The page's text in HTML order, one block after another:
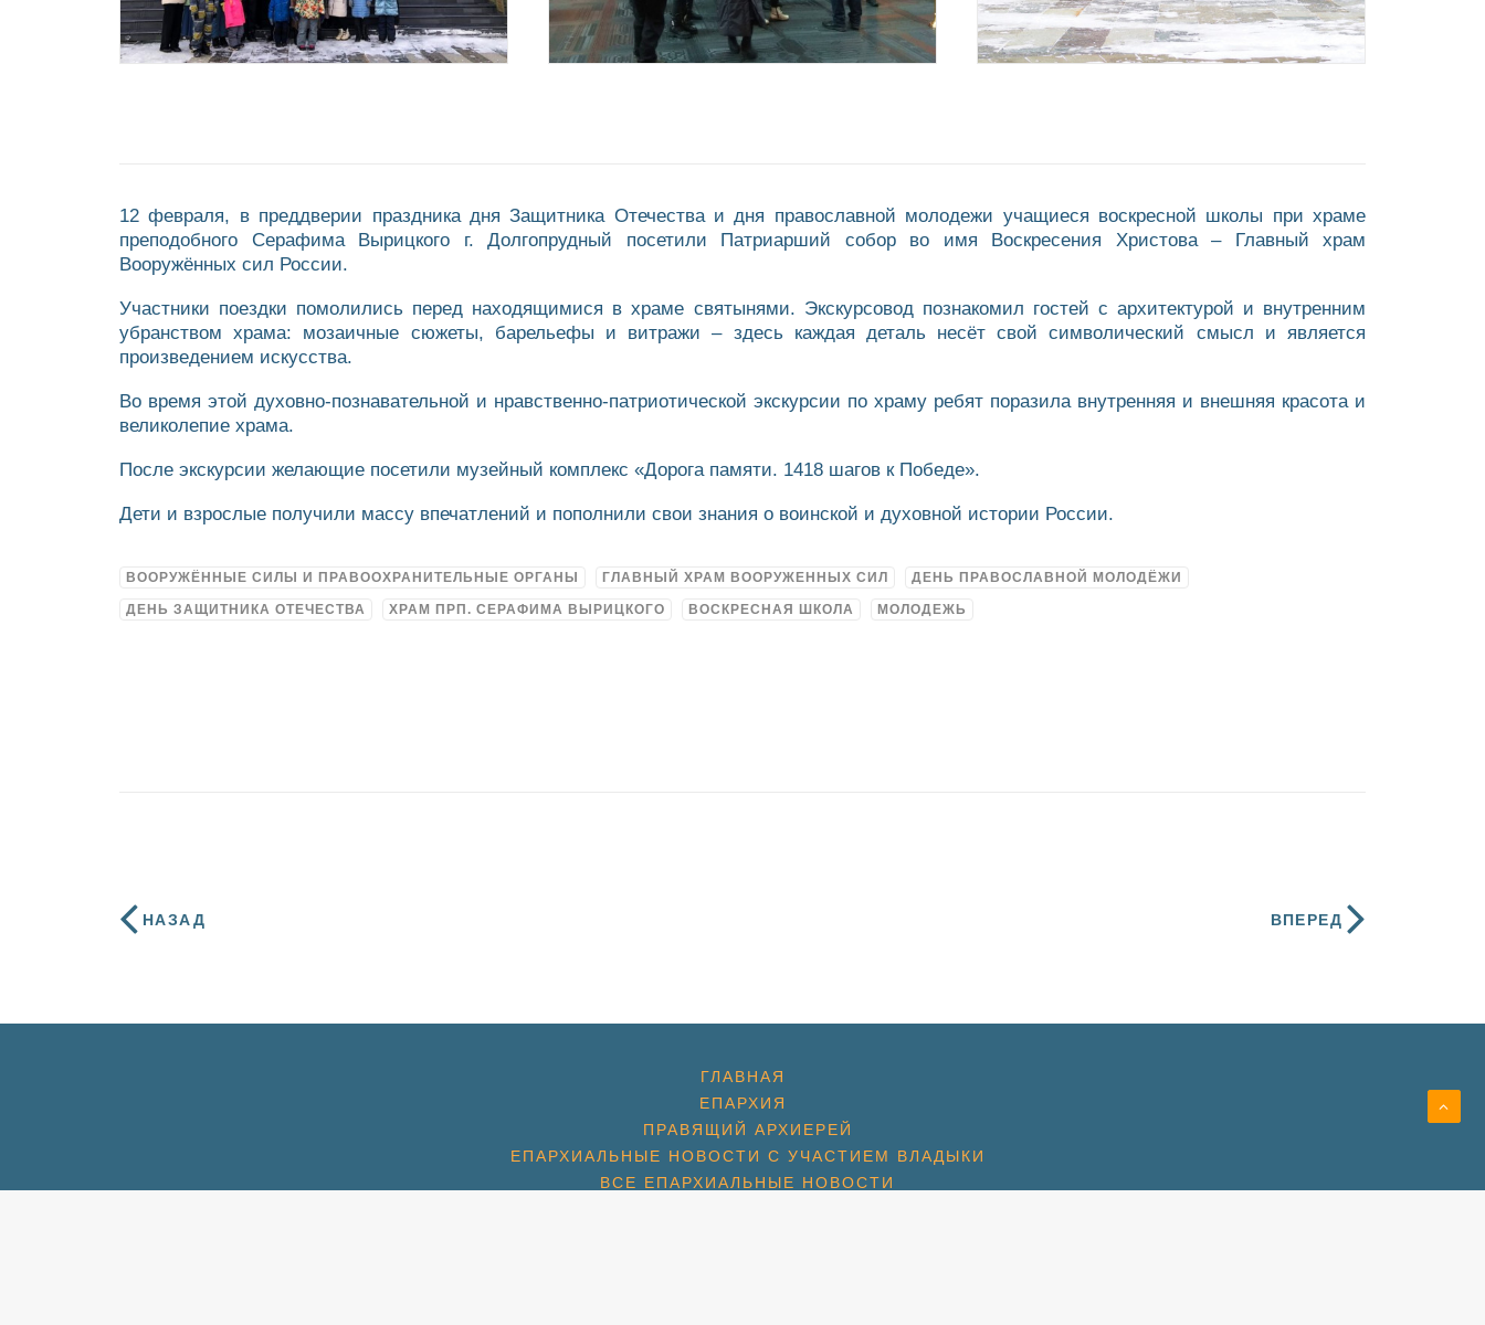
12 февраля, в преддверии праздника дня Защитника Отечества и дня православной молодежи учащиеся воскресной школы при храме
преподобного Серафима Вырицкого г. Долгопрудный посетили Патриарший собор во имя Воскресения Христова – Главный храм
Вооружённых сил России.
Участники поездки помолились перед находящимися в храме святынями. Экскурсовод познакомил гостей с архитектурой и внутренним
убранством храма: мозаичные сюжеты, барельефы и витражи – здесь каждая деталь несёт свой символический смысл и является
произведением искусства.
Во время этой духовно-познавательной и нравственно-патриотической экскурсии по храму ребят поразила внутренняя и внешняя красота и
великолепие храма.
После экскурсии желающие посетили музейный комплекс «Дорога памяти. 1418 шагов к Победе».
Дети и взрослые получили массу впечатлений и пополнили свои знания о воинской и духовной истории России.
ВООРУЖЁННЫЕ СИЛЫ И ПРАВООХРАНИТЕЛЬНЫЕ ОРГАНЫ ГЛАВНЫЙ ХРАМ ВООРУЖЕННЫХ СИЛ ДЕНЬ ПРАВОСЛАВНОЙ МОЛОДЁЖИ
ДЕНЬ ЗАЩИТНИКА ОТЕЧЕСТВА ХРАМ ПРП. СЕРАФИМА ВЫРИЦКОГО ВОСКРЕСНАЯ ШКОЛА МОЛОДЕЖЬ
НАЗАД ВПЕРЕД
ГЛАВНАЯ
ЕПАРХИЯ
ПРАВЯЩИЙ АРХИЕРЕЙ
ЕПАРХИАЛЬНЫЕ НОВОСТИ С УЧАСТИЕМ ВЛАДЫКИ
ВСЕ ЕПАРХИАЛЬНЫЕ НОВОСТИ